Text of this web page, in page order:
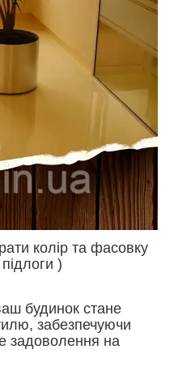
колір та фасовку
)
будинок стане
забезпечуючи
задоволення на